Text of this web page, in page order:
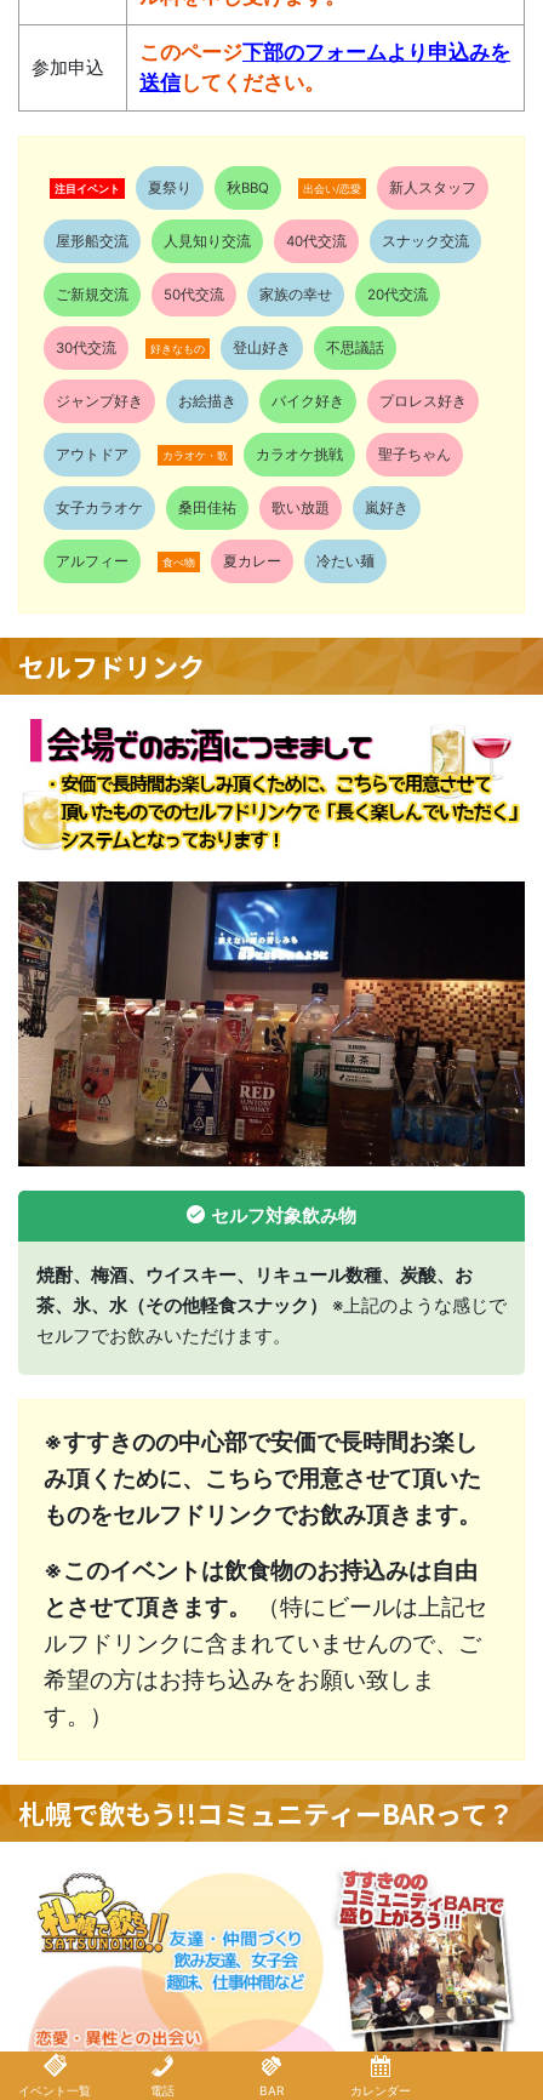
参加申込
このページ下部のフォームより申込みを
送信してください。
注目イベント 夏祭り 秋BBQ 出会い/恋愛 新人スタッフ
屋形船交流 人見知り交流 40代交流 スナック交流
ご新規交流 50代交流 家族の幸せ 20代交流
30代交流 好きなもの 登山好き 不思議話
ジャンプ好き お絵描き バイク好き プロレス好き
アウトドア カラオケ・歌 カラオケ挑戦 聖子ちゃん
女子カラオケ 桑田佳祐 歌い放題 嵐好き
アルフィー 食べ物 夏カレー 冷たい麺
セルフドリンク
セルフ対象飲み物
焼酎、梅酒、ウイスキー、リキュール数種、炭酸、お
茶、氷、水（その他軽食スナック）
※上記のような感じで
セルフでお飲みいただけます。
※すすきのの中心部で安価で長時間お楽し
み頂くために、こちらで用意させて頂いた
ものをセルフドリンクでお飲み頂きます。
※このイベントは飲食物のお持込みは自由
とさせて頂きます。
（特にビールは上記セ
ルフドリンクに含まれていませんので、ご
希望の方はお持ち込みをお願い致しま
す。）
札幌で飲もう!!コミュニティーBARって？
イベント一覧 電話 BAR カレンダー